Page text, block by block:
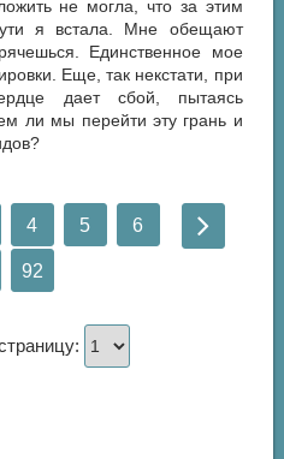
не могла, что за этим
я встала. Мне обещают
Единственное мое
Еще, так некстати, при
дает сбой, пытаясь
ли мы перейти эту грань и
4 5 6
92